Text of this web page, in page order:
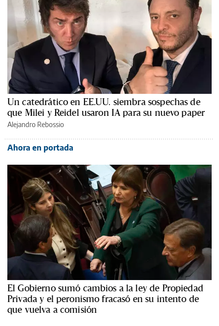
Un catedrático en EE.UU. siembra sospechas de
que Milei y Reidel usaron IA para su nuevo paper
Alejandro Rebossio
Ahora en portada
El Gobierno sumó cambios a la ley de Propiedad
Privada y el peronismo fracasó en su intento de
que vuelva a comisión